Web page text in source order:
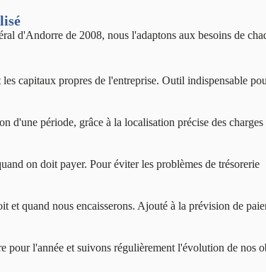
d'Andorre de 2008, nous l'adaptons aux besoins de
les capitaux propres de l'entreprise. Outil indispensable
d'une période, grâce à la localisation précise des charges
on doit payer. Pour éviter les problèmes de trésorerie
et quand nous encaisserons. Ajouté à la prévision de
pour l'année et suivons régulièrement l'évolution de nos